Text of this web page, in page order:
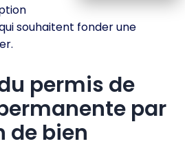
souhaitent fonder une
permis de
par
de bien